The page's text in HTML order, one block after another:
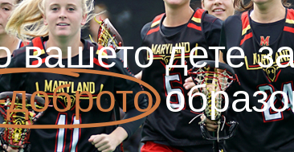
вашето дете